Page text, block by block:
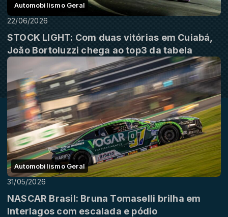
Automobilismo Geral
22/06/2026
STOCK LIGHT: Com duas vitórias em Cuiabá,
João Bortoluzzi chega ao top3 da tabela
Automobilismo Geral
31/05/2026
NASCAR Brasil: Bruna Tomaselli brilha em
Interlagos com escalada e pódio